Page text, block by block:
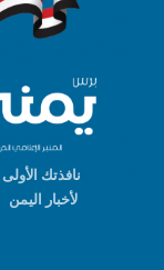
نافذتك الأولى
لأخبار اليمن